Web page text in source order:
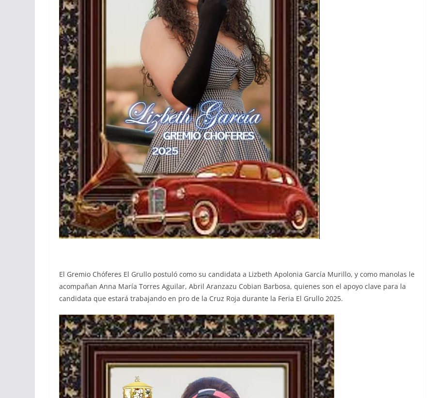
El Gremio Chóferes El Grullo postuló como su candidata a Lizbeth Apolonia García Murillo, y como manolas le
acompañan Anna María Torres Aguilar, Abril Aranzazu Cobian Barbosa, quienes son el apoyo clave para la
candidata que estará trabajando en pro de la Cruz Roja durante la Feria El Grullo 2025.